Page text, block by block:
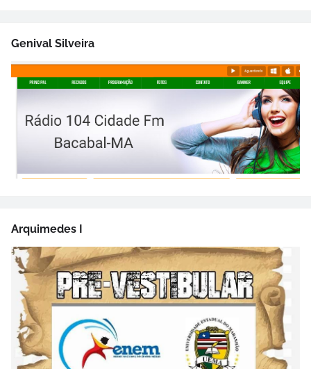
Genival Silveira
Arquimedes I